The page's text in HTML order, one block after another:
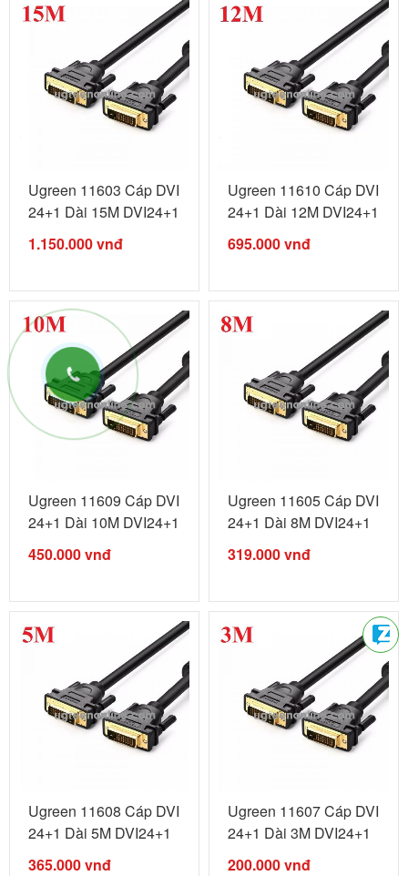
Ugreen 11603 Cáp DVI
24+1 Dài 15M DVI24+1
male ...
1.150.000vnđ
Ugreen 11610 Cáp DVI
24+1 Dài 12M DVI24+1
male ...
695.000vnđ
Ugreen 11609 Cáp DVI
24+1 Dài 10M DVI24+1
male ...
450.000vnđ
Ugreen 11605 Cáp DVI
24+1 Dài 8M DVI24+1
male ...
319.000vnđ
Ugreen 11608 Cáp DVI
24+1 Dài 5M DVI24+1
male ...
365.000vnđ
Ugreen 11607 Cáp DVI
24+1 Dài 3M DVI24+1
male ...
200.000vnđ